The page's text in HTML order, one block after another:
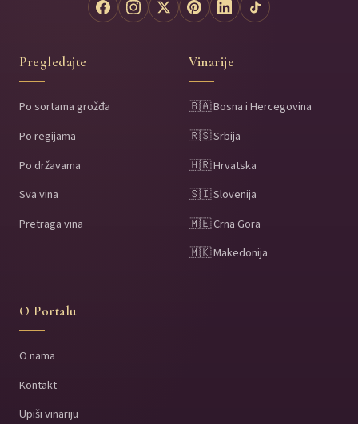
Pregledajte
Po sortama grožđa
Po regijama
Po državama
Sva vina
Pretraga vina
Vinarije
🇧🇦 Bosna i Hercegovina
🇷🇸 Srbija
🇭🇷 Hrvatska
🇸🇮 Slovenija
🇲🇪 Crna Gora
🇲🇰 Makedonija
O Portalu
O nama
Kontakt
Upiši vinariju